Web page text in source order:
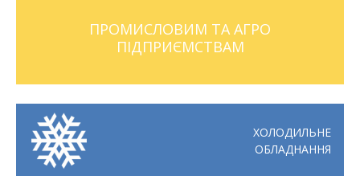
Вакансії
АвтоматизаціяПРОМИСЛОВИМ ТА АГРО
ПІДПРИЄМСТВАМ
ХОЛОДИЛЬНЕ
ОБЛАДНАННЯ